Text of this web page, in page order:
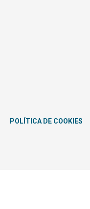
POLÍTICA DE COOKIES